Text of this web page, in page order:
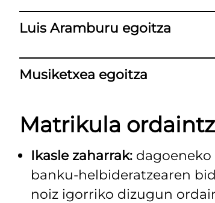
Luis Aramburu egoitza
Musiketxea egoitza
Matrikula
Ikasle zaharrak: dagoeneko
banku-helbideratzearen
noiz igorriko dizugun